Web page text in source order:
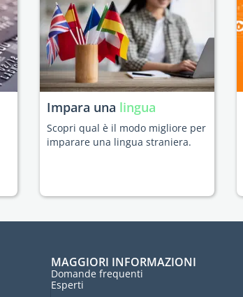
Impara una lingua
Scopri qual è il modo migliore per
imparare una lingua straniera.
MAGGIORI INFORMAZIONI
Domande frequenti
Esperti